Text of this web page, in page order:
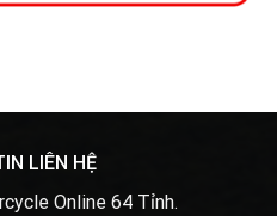
LIÊN HỆ
Online 64 Tỉnh.